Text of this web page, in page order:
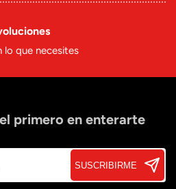
lo que necesites
primero en enterarte
SUSCRIBIRME